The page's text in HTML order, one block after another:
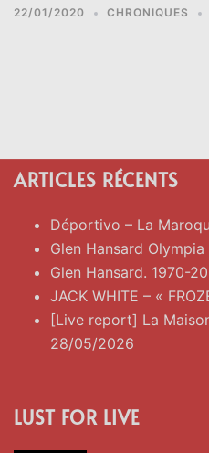
22/01/2020 CHRONIQUES
ARTICLES RÉCENTS
Déportivo – La
Glen Hansard
Glen Hansard. 1970-
JACK WHITE – «
[Live report] La
28/05/2026
LUST FOR LIVE